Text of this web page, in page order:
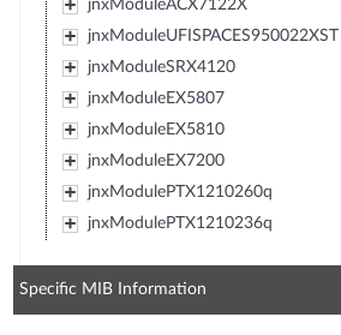
jnxModuleACX7122X
jnxModuleUFISPACES950022XST
jnxModuleSRX4120
jnxModuleEX5807
jnxModuleEX5810
jnxModuleEX7200
jnxModulePTX1210260q
jnxModulePTX1210236q
Specific MIB Information